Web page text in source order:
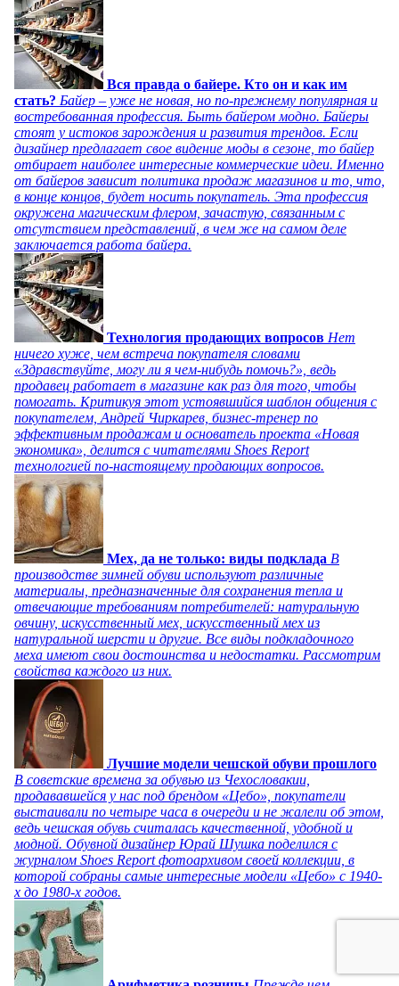
Вся правда о байере. Кто он и как им
стать? Байер – уже не новая, но по-прежнему популярная и
востребованная профессия. Быть байером модно. Байеры
стоят у истоков зарождения и развития трендов. Если
дизайнер предлагает свое видение моды в сезоне, то байер
отбирает наиболее интересные коммерческие идеи. Именно
от байеров зависит политика продаж магазинов и то, что,
в конце концов, будет носить покупатель. Эта профессия
окружена магическим флером, зачастую, связанным с
отсутствием представлений, в чем же на самом деле
заключается работа байера.
Технология продающих вопросов Нет
ничего хуже, чем встреча покупателя словами
«Здравствуйте, могу ли я чем-нибудь помочь?», ведь
продавец работает в магазине как раз для того, чтобы
помогать. Критикуя этот устоявшийся шаблон общения с
покупателем, Андрей Чиркарев, бизнес-тренер по
эффективным продажам и основатель проекта «Новая
экономика», делится с читателями Shoes Report
технологией по-настоящему продающих вопросов.
Мех, да не только: виды подклада В
производстве зимней обуви используют различные
материалы, предназначенные для сохранения тепла и
отвечающие требованиям потребителей: натуральную
овчину, искусственный мех, искусственный мех из
натуральной шерсти и другие. Все виды подкладочного
меха имеют свои достоинства и недостатки. Рассмотрим
свойства каждого из них.
Лучшие модели чешской обуви прошлого
В советские времена за обувью из Чехословакии,
продававшейся у нас под брендом «Цебо», покупатели
выстаивали по четыре часа в очереди и не жалели об этом,
ведь чешская обувь считалась качественной, удобной и
модной. Обувной дизайнер Юрай Шушка поделился с
журналом Shoes Report фотоархивом своей коллекции, в
которой собраны самые интересные модели «Цебо» с 1940-
х до 1980-х годов.